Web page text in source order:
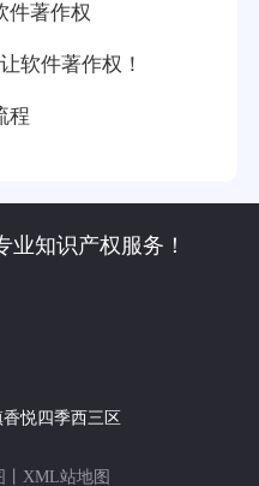
件著作权
软件著作权！
程
业知识产权服务！
悦四季西三区
丨 XML站地图